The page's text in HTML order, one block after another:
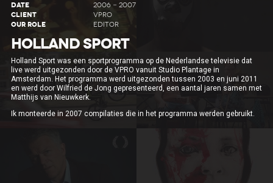
DATE 2006 - 2007
CLIENT VPRO
OUR ROLE EDITOR
HOLLAND SPORT
Holland Sport was een sportprogramma op de Nederlandse televisie dat
live werd uitgezonden door de VPRO vanuit Studio Plantage in
Amsterdam. Het programma werd uitgezonden tussen 2003 en juni 2011
en werd door Wilfried de Jong gepresenteerd, een aantal jaren samen met
Matthijs van Nieuwkerk.
Ik monteerde in 2007 compilaties die in het programma werden gebruikt.